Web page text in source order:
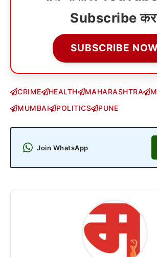
Subscribe
SUBSCRIBE
CRIME HEALTH MAHARASHTRA
MUMBAI
POLITICS PUNE
Join WhatsApp